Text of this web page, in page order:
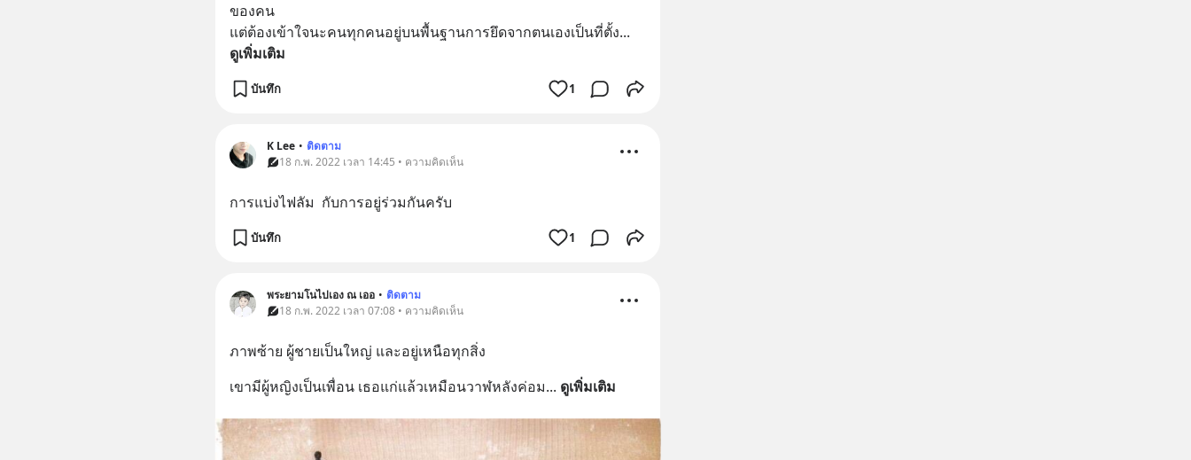
ของคน
แต่ต้องเข้าใจนะคนทุกคนอยู่บนพื้นฐานการยึดจากตนเองเป็นที่ตั้ง...
ดูเพิ่มเติม
บันทึก 1
K Lee • ติดตาม
18 ก.พ. 2022 เวลา 14:45 • ความคิดเห็น
การแบ่งไฟลัม  กับการอยู่ร่วมกันครับ
บันทึก 1
พระยามโนไปเอง ณ เออ • ติดตาม
18 ก.พ. 2022 เวลา 07:08 • ความคิดเห็น
ภาพซ้าย ผู้ชายเป็นใหญ่ และอยู่เหนือทุกสิ่ง
เขามีผู้หญิงเป็นเพื่อน เธอแก่แล้วเหมือนวาฬหลังค่อม... ดูเพิ่มเติม